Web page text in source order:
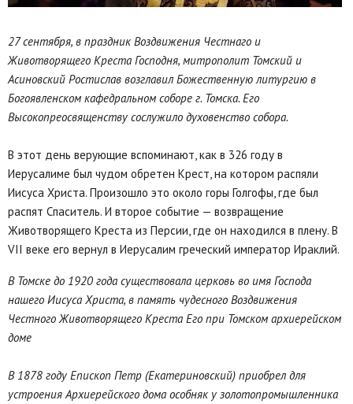
27 сентября, в праздник Воздвижения Честнаго и
Животворящего Креста Господня, митрополит Томский и
Асиновский Ростислав возглавил Божественную литургию в
Богоявленском кафедральном соборе г. Томска. Его
Высокопреосвященству сослужило духовенство собора.
В этот день верующие вспоминают, как в 326 году в
Иерусалиме был чудом обретен Крест, на котором распяли
Иисуса Христа. Произошло это около горы Голгофы, где был
распят Спаситель. И второе событие — возвращение
Животворящего Креста из Персии, где он находился в плену. В
VII веке его вернул в Иерусалим греческий император Ираклий.
В Томске до 1920 года существовала церковь во имя Господа
нашего Иисуса Христа, в память чудесного Воздвижения
Честного Животворящего Креста Его при Томском архиерейском
доме
В 1878 году Епископ Петр (Екатериновский) приобрел для
устроения Архиерейского дома особняк у золотопромышленника